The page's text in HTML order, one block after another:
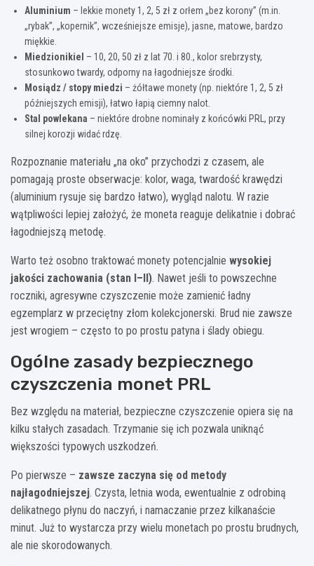
Aluminium – lekkie monety 1, 2, 5 zł z orłem „bez korony” (m.in.
„rybak”, „kopernik”, wcześniejsze emisje), jasne, matowe, bardzo
miękkie.
Miedzionikiel – 10, 20, 50 zł z lat 70. i 80., kolor srebrzysty,
stosunkowo twardy, odporny na łagodniejsze środki.
Mosiądz / stopy miedzi – żółtawe monety (np. niektóre 1, 2, 5 zł
późniejszych emisji), łatwo łapią ciemny nalot.
Stal powlekana – niektóre drobne nominały z końcówki PRL, przy
silnej korozji widać rdzę.
Rozpoznanie materiału „na oko” przychodzi z czasem, ale
pomagają proste obserwacje: kolor, waga, twardość krawędzi
(aluminium rysuje się bardzo łatwo), wygląd nalotu. W razie
wątpliwości lepiej założyć, że moneta reaguje delikatnie i dobrać
łagodniejszą metodę.
Warto też osobno traktować monety potencjalnie wysokiej
jakości zachowania (stan I–II). Nawet jeśli to powszechne
roczniki, agresywne czyszczenie może zamienić ładny
egzemplarz w przeciętny złom kolekcjonerski. Brud nie zawsze
jest wrogiem – często to po prostu patyna i ślady obiegu.
Ogólne zasady bezpiecznego
czyszczenia monet PRL
Bez względu na materiał, bezpieczne czyszczenie opiera się na
kilku stałych zasadach. Trzymanie się ich pozwala uniknąć
większości typowych uszkodzeń.
Po pierwsze – zawsze zaczyna się od metody
najłagodniejszej. Czysta, letnia woda, ewentualnie z odrobiną
delikatnego płynu do naczyń, i namaczanie przez kilkanaście
minut. Już to wystarcza przy wielu monetach po prostu brudnych,
ale nie skorodowanych.